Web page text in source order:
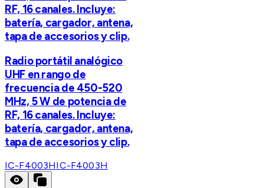
RF, 16 canales. Incluye:
batería, cargador, antena,
tapa de accesorios y clip.
Radio portátil analógico
UHF en rango de
frecuencia de 450-520
MHz, 5 W de potencia de
RF, 16 canales. Incluye:
batería, cargador, antena,
tapa de accesorios y clip.
IC-F4003HIC-F4003H